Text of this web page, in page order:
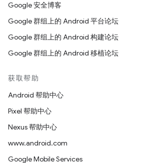
Google 安全博客
Google 群组上的 Android 平台论坛
Google 群组上的 Android 构建论坛
Google 群组上的 Android 移植论坛
获取帮助
Android 帮助中心
Pixel 帮助中心
Nexus 帮助中心
www.android.com
Google Mobile Services